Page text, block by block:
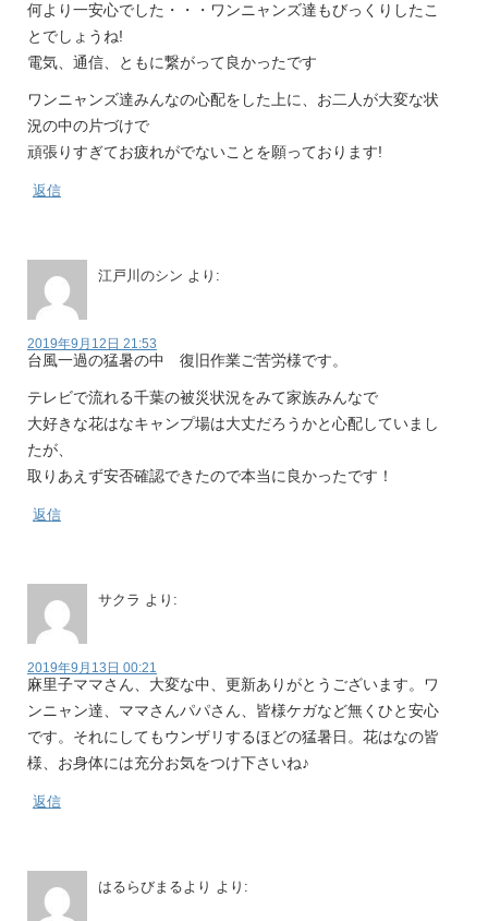
何より一安心でした・・・ワンニャンズ達もびっくりしたこ
とでしょうね!
電気、通信、ともに繋がって良かったです
ワンニャンズ達みんなの心配をした上に、お二人が大変な状
況の中の片づけで
頑張りすぎてお疲れがでないことを願っております!
返信
江戸川のシン より:
2019年9月12日 21:53
台風一過の猛暑の中 復旧作業ご苦労様です。
テレビで流れる千葉の被災状況をみて家族みんなで
大好きな花はなキャンプ場は大丈だろうかと心配していまし
たが、
取りあえず安否確認できたので本当に良かったです！
返信
サクラ より:
2019年9月13日 00:21
麻里子ママさん、大変な中、更新ありがとうございます。ワ
ンニャン達、ママさんパパさん、皆様ケガなど無くひと安心
です。それにしてもウンザリするほどの猛暑日。花はなの皆
様、お身体には充分お気をつけ下さいね♪
返信
はるらびまるより より: